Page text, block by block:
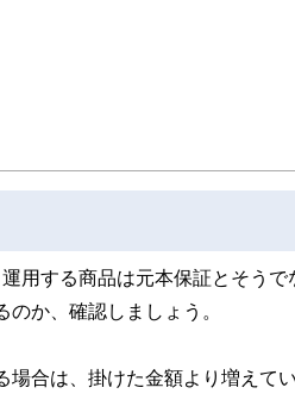
用する商品は元本保証とそう
か、確認しましょう。
合は、掛けた金額より増えて